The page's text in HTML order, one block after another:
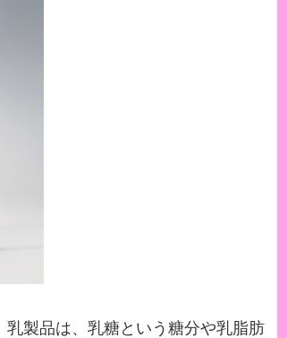
製品は、乳糖という糖分や乳脂肪